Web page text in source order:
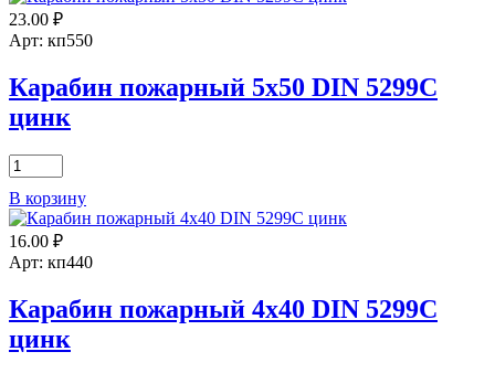
12х140
DIN
цинк
23.00 ₽
Арт: кп550
Карабин пожарный 5х50 DIN 5299C
цинк
Количество
товара
Карабин
пожарный
5х50
DIN
цинк
В корзину
16.00 ₽
Арт: кп440
Карабин пожарный 4х40 DIN 5299C
цинк